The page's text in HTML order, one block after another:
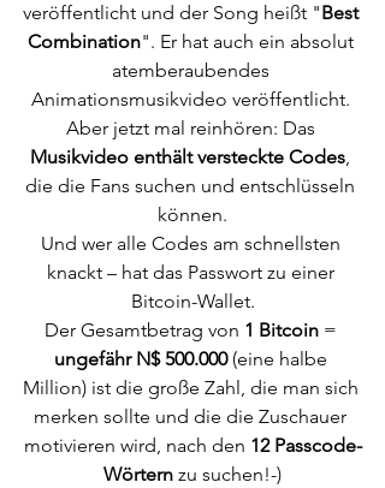
veröffentlicht und der Song heißt "Best
Combination". Er hat auch ein absolut
atemberaubendes
Animationsmusikvideo veröffentlicht.
Aber jetzt mal reinhören: Das
Musikvideo enthält versteckte Codes,
die die Fans suchen und entschlüsseln
können.
Und wer alle Codes am schnellsten
knackt – hat das Passwort zu einer
Bitcoin-Wallet.
Der Gesamtbetrag von 1 Bitcoin =
ungefähr N$ 500.000 (eine halbe
Million) ist die große Zahl, die man sich
merken sollte und die die Zuschauer
motivieren wird, nach den 12 Passcode-
Wörtern zu suchen!-)